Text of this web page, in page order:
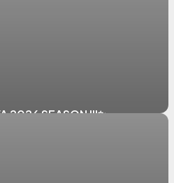
2026 SEASON III✨